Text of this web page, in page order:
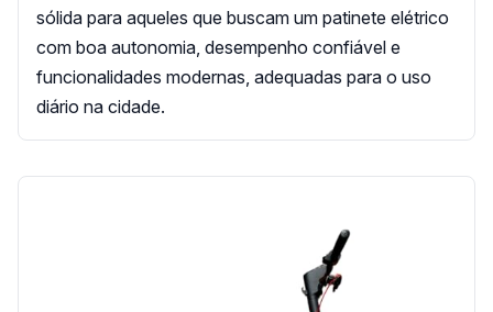
sólida para aqueles que buscam um patinete elétrico
com boa autonomia, desempenho confiável e
funcionalidades modernas, adequadas para o uso
diário na cidade.